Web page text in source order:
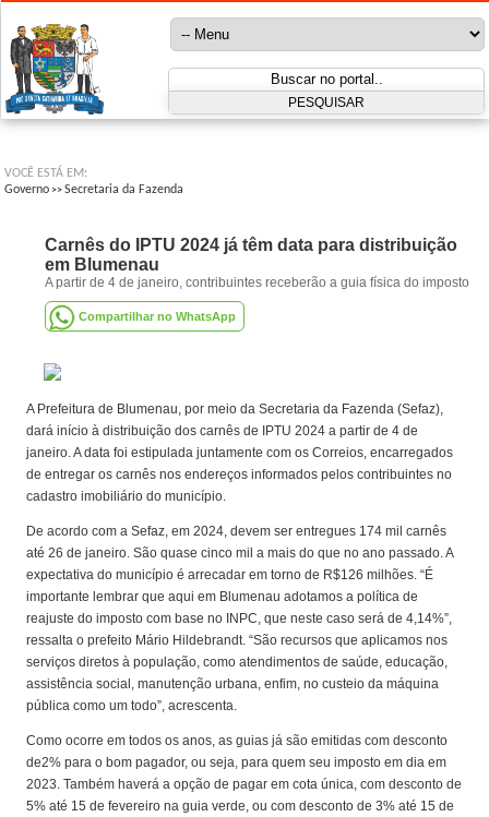
VOCÊ ESTÁ EM:
Governo >>Secretaria da Fazenda
Carnês do IPTU 2024 já têm data para distribuição
em Blumenau
A partir de 4 de janeiro, contribuintes receberão a guia física do imposto
Compartilhar no WhatsApp
A Prefeitura de Blumenau, por meio da Secretaria da Fazenda (Sefaz),
dará início à distribuição dos carnês de IPTU 2024 a partir de 4 de
janeiro. A data foi estipulada juntamente com os Correios, encarregados
de entregar os carnês nos endereços informados pelos contribuintes no
cadastro imobiliário do município.
De acordo com a Sefaz, em 2024, devem ser entregues 174 mil carnês
até 26 de janeiro. São quase cinco mil a mais do que no ano passado. A
expectativa do município é arrecadar em torno de R$126 milhões. “É
importante lembrar que aqui em Blumenau adotamos a política de
reajuste do imposto com base no INPC, que neste caso será de 4,14%”,
ressalta o prefeito Mário Hildebrandt. “São recursos que aplicamos nos
serviços diretos à população, como atendimentos de saúde, educação,
assistência social, manutenção urbana, enfim, no custeio da máquina
pública como um todo”, acrescenta.
Como ocorre em todos os anos, as guias já são emitidas com desconto
de2% para o bom pagador, ou seja, para quem seu imposto em dia em
2023. Também haverá a opção de pagar em cota única, com desconto de
5% até 15 de fevereiro na guia verde, ou com desconto de 3% até 15 de